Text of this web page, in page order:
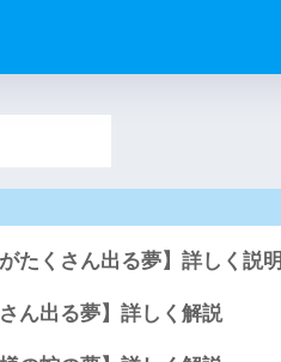
たくさん出る夢】詳しく説明
ん出る夢】詳しく解説